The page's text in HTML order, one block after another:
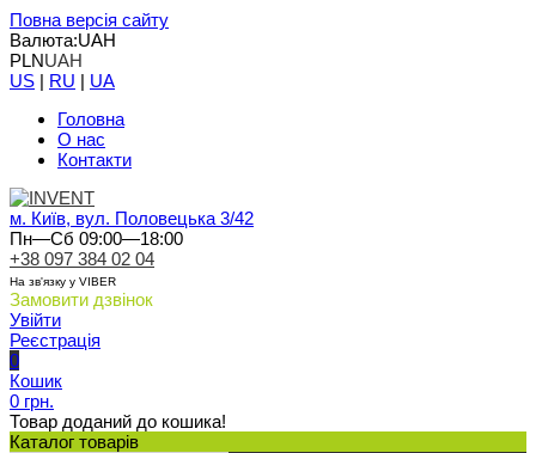
Повна версія сайту
Валюта:UAH
PLNUAH
US | RU | UA
Головна
О нас
Контакти
м. Київ, вул. Половецька 3/42
Пн—Сб 09:00—18:00
+38 097 384 02 04
На зв'язку у VIBER
Замовити дзвінок
Увійти
Реєстрація
0
Кошик
0 грн.
Товар доданий до кошика!
Каталог товарів